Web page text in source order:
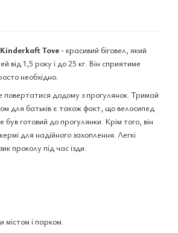
Kinderkaft Tove- красивий біговел, який
від 1,5 року і до 25 кг. Він сприятиме
необхідно.
додому з прогулянок. Тримай
для батьків є також факт, що велосипед
готовий до прогулянки. Крім того, він
для надійного захоплення. Легкі
проколу під час їзди.
містом і парком.